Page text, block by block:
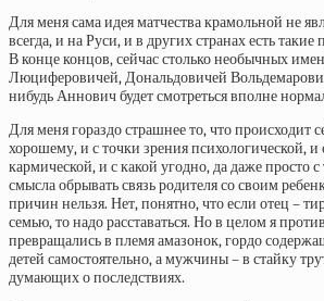
Для меня сама идея матчества крамольной не
всегда, и на Руси, и в других странах есть
В конце концов, сейчас столько необычных
Люциферовичей, Дональдовичей
нибудь Аннович будет смотреться вполне
Для меня гораздо страшнее то, что происходит
хорошему, и с точки зрения психологической, и
кармической, и с какой угодно, да даже просто
смысла обрывать связь родителя со своим
причин нельзя. Нет, понятно, что если отец –
семью, то надо расставаться. Но в целом я
превращались в племя амазонок, гордо
детей самостоятельно, а мужчины – в стайку
думающих о последствиях.